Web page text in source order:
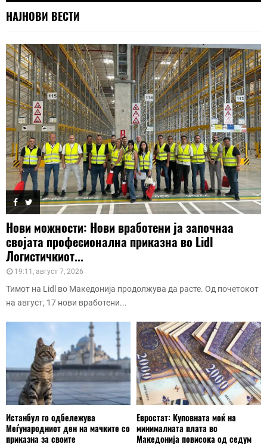
НАЈНОВИ ВЕСТИ
Нови можности: Нови вработени ја започнаа
својата професионална приказна во Lidl
Логистичкиот...
19:11, август 7, 2026
Тимот на Lidl во Македонија продолжува да расте. Од почетокот
на август, 17 нови вработени...
Истанбул го одбележува
Меѓународниот ден на мачките со
приказна за своите
Евростат: Куповната моќ на
минималната плата во
Македонија повисока од седум